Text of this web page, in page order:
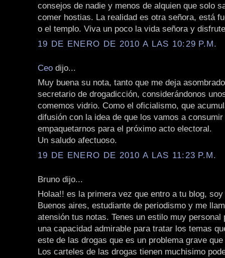
consejos de nadie y menos de alquien que solo
comer hostias. La realidad es otra señora, está
o el templo. Viva un poco la vida señora y
19 DE ENERO DE 2010 A LAS 10:29 P.M.
Ceo dijo...
Muy buena su nota, tanto que me deja
secretario de drogadicción, considerándonos
comemos vidrio. Como el oficialismo, que
difusión con la idea de que los vamos a
empaquetarnos para el próximo acto electoral.
Un saludo afectuoso.
19 DE ENERO DE 2010 A LAS 11:23 P.M.
Bruno dijo...
Holaa!! es la primera vez que entro a tu blog,
Buenos aires, estudiante de periodismo y me
atensión tus notas. Tenes un estilo muy personal
una capacidad admirable para tratar los temas
este de las drogas que es un problema grave
Los carteles de las drogas tienen muchisimo